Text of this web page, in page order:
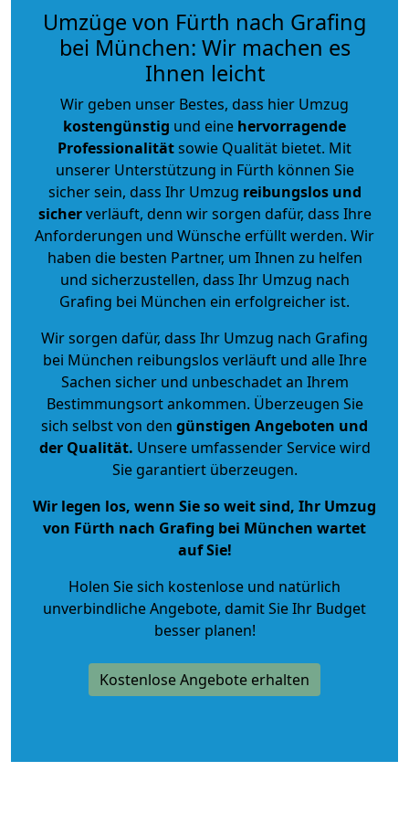
Umzüge von Fürth nach Grafing
bei München: Wir machen es
Ihnen leicht
Wir geben unser Bestes, dass hier Umzug
kostengünstig und eine hervorragende
Professionalitätsowie Qualität bietet. Mit
unserer Unterstützung in Fürth können Sie
sicher sein, dass Ihr Umzug reibungslos und
sicherverläuft, denn wir sorgen dafür, dass Ihre
Anforderungen und Wünsche erfüllt werden. Wir
haben die besten Partner, um Ihnen zu helfen
und sicherzustellen, dass Ihr Umzug nach
Grafing bei München ein erfolgreicher ist.
Wir sorgen dafür, dass Ihr Umzug nach Grafing
bei München reibungslos verläuft und alle Ihre
Sachen sicher und unbeschadet an Ihrem
Bestimmungsort ankommen. Überzeugen Sie
sich selbst von den günstigen Angeboten und
der Qualität. Unsere umfassender Service wird
Sie garantiert überzeugen.
Wir legen los, wenn Sie so weit sind, Ihr Umzug
von Fürth nach Grafing bei München wartet
auf Sie!
Holen Sie sich kostenlose und natürlich
unverbindliche Angebote, damit Sie Ihr Budget
besser planen!
Kostenlose Angebote erhalten